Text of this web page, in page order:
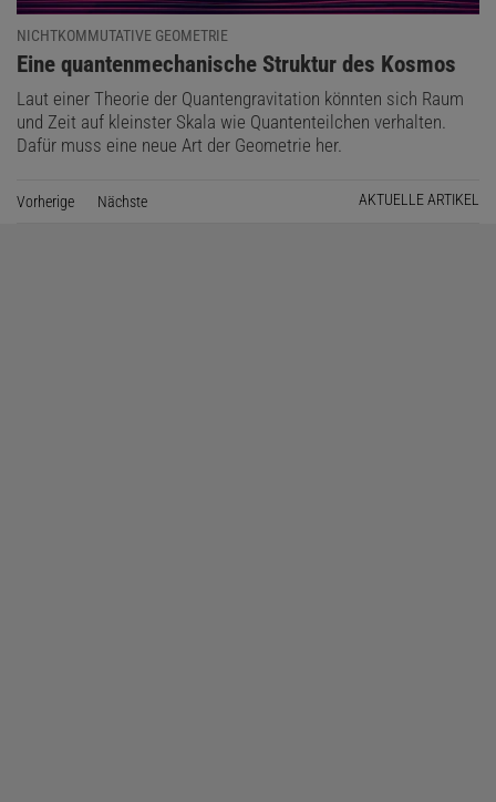
NICHTKOMMUTATIVE GEOMETRIE
:
Eine quantenmechanische Struktur des Kosmos
Laut einer Theorie der Quantengravitation könnten sich Raum
und Zeit auf kleinster Skala wie Quantenteilchen verhalten.
Dafür muss eine neue Art der Geometrie her.
Vorherige SeiteNächste AKTUELLE ARTIKEL